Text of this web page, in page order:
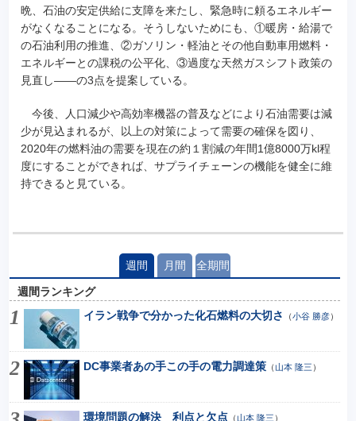
晩、石油の安定供給に支障を来たし、緊急時に頼るエネルギー
がなくなることになる。そうしないためにも、①暖房・給湯で
の石油利用の推進、②ガソリン・軽油とその他自動車用燃料・
エネルギーとの課税の公平化、③過度な天然ガスシフト政策の
見直し――の3点を提案している。
今後、人口減少や高効率機器の普及などにより石油需要は減
少が見込まれるが、以上の対策によって需要の確保を図り、
2020年の燃料油の需要を現在の約１割減の年間1億8000万kl程
度にすることができれば、サプライチェーンの機能を健全に維
持できると見ている。
週間 月間 全期間
週間ランキング
イラン戦争で分かった化石燃料の大切さ
（小谷 勝彦）
DC事業者あの手この手の電力調達策（山本 隆三 ）
環境問題の解決 利点と欠点 （山本 隆三 ）